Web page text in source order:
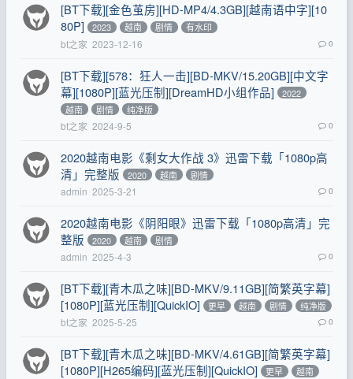
[BT下载][金色茧房][HD-MP4/4.3GB][越南语中字][10
80P]
2023 越南 剧情 有水印
bt之家 2023-12-16 0
[BT下载][578：狂人一击][BD-MKV/15.20GB][中文字
幕][1080P][蓝光压制][DreamHD小组作品]
2022
越南
剧情 纯净版
bt之家 2024-9-5 0
2020越南电影《剩女大作战 3》迅雷下载「1080p高
清」完整版
2020 越南 剧情
admin 2025-3-21 0
2020越南电影《阴阳眼》迅雷下载「1080p高清」完
整版
2020 越南 剧情
admin 2025-4-3 0
[BT下载][青木瓜之味][BD-MKV/9.11GB][简繁英字幕]
[1080P][蓝光压制][QuickIO]
更早 越南 剧情 纯净版
bt之家 2025-5-25 0
[BT下载][青木瓜之味][BD-MKV/4.61GB][简繁英字幕]
[1080P][H265编码][蓝光压制][QuickIO]
更早
越南